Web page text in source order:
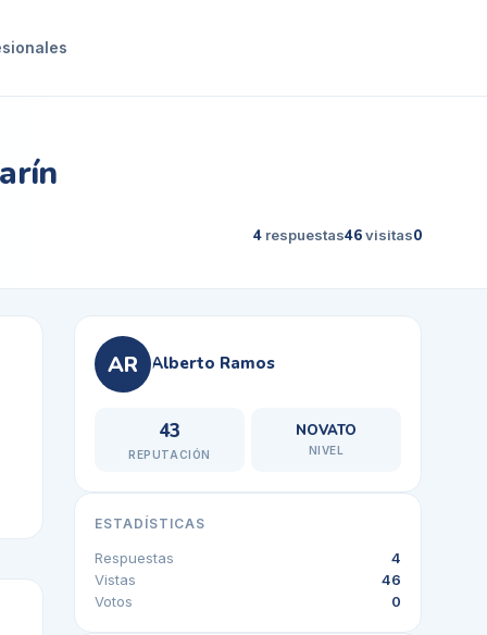
4 respuestas46visitas0
AR Alberto Ramos
43
REPUTACIÓN
NOVATO
NIVEL
ESTADÍSTICAS
Respuestas
4
Vistas
46
Votos
0